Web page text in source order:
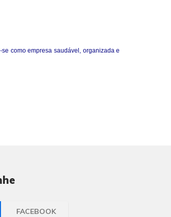
como empresa saudável, organizada e
FACEBOOK